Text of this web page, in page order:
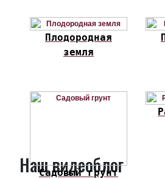
Плодородная
земля
Садовый грунт
Наш видеоблог